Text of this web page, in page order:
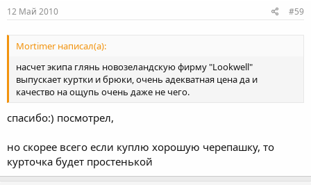
12 Май 2010 #59
Mortimer написал(а):
насчет экипа глянь новозеландскую фирму "Lookwell"
выпускает куртки и брюки, очень адекватная цена да и
качество на ощупь очень даже не чего.
спасибо:) посмотрел,
но скорее всего если куплю хорошую черепашку, то
курточка будет простенькой